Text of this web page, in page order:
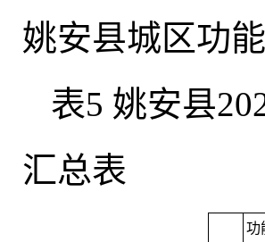
姚安县城区功
表5 姚安县
汇总表
功